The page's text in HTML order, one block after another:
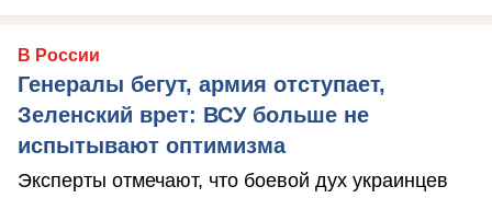
В России
Генералы бегут, армия отступает,
Зеленский врет: ВСУ больше не
испытывают оптимизма
Эксперты отмечают, что боевой дух украинцев